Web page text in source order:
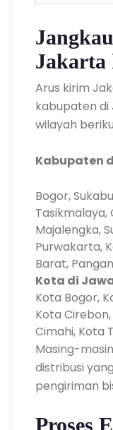
Jakarta
Arus kirim
kabupaten
wilayah
Kabupaten
Bogor,
Tasikmalaya,
Majalengka,
Purwakarta,
Barat,
Kota di
Kota Bogor,
Kota
Cimahi, Kota
Masing-
distribusi
pengiriman
Proses